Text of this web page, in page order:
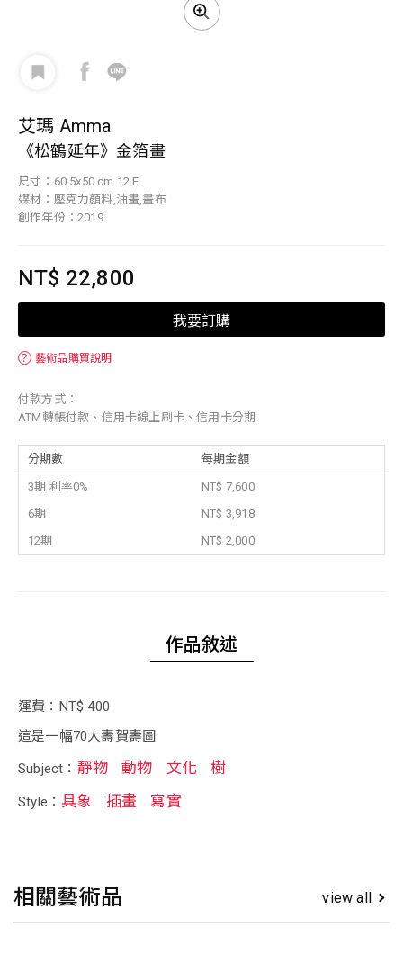
艾瑪 Amma
《松鶴延年》金箔畫
尺寸：60.5x50 cm 12 F
媒材：壓克力顏料,油畫,畫布
創作年份：2019
NT$ 22,800
我要訂購
？ 藝術品購買說明
付款方式：
ATM轉帳付款、信用卡線上刷卡、信用卡分期
分期數 每期金額
3期 利率0%
NT$ 7,600
6期
NT$ 3,918
12期
NT$ 2,000
作品敘述
運費：NT$ 400
這是一幅70大壽賀壽圖
Subject： 靜物 動物 文化 樹
Style： 具象 插畫 寫實
相關藝術品 view all